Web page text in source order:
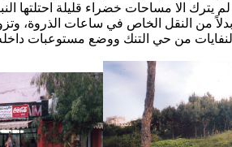
يترك الا مساحات خضراء قليلة احتلتها
بدلاً من النقل الخاص في ساعات الذروة،
النفايات من حي التنك ووضع مستوعبات